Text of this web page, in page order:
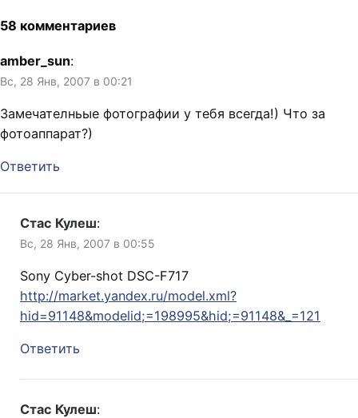
58 комментариев
amber_sun:
Вс, 28 Янв, 2007 в 00:21
Замечателньые фотографии у тебя всегда!) Что за
фотоаппарат?)
Ответить
Стас Кулеш:
Вс, 28 Янв, 2007 в 00:55
Sony Cyber-shot DSC-F717
http://market.yandex.ru/model.xml?
hid=91148&modelid;=198995&hid;=91148&_=121
Ответить
Стас Кулеш: